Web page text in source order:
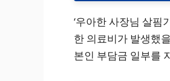
‘우아한 사장님 살핌
한 의료비가 발생했
본인 부담금 일부를